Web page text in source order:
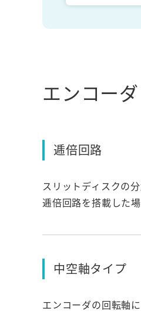
エンコーダ
逓倍回路
スリットディスクの
逓倍回路を搭載した
中空軸タイプ
エンコーダの回転軸